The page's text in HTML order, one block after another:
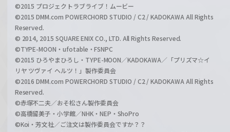
©2015 プロジェクトラブライブ！ムービー
©2015 DMM.com POWERCHORD STUDIO / C2 / KADOKAWA All Rights
Reserved.
© 2014, 2015 SQUARE ENIX CO., LTD. All Rights Reserved.
©TYPE-MOON・ufotable・FSNPC
©2015 ひろやまひろし・TYPE-MOON／KADOKAWA／「プリズマ☆イ
リヤ ツヴァイ ヘルツ！」製作委員会
©2016 DMM.com POWERCHORD STUDIO / C2 / KADOKAWA All Rights
Reserved.
©赤塚不二夫／おそ松さん製作委員会
©高橋留美子・小学館／NHK・NEP・ShoPro
©Koi・芳文社／ご注文は製作委員会ですか？？